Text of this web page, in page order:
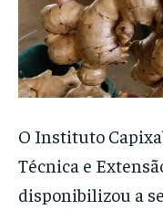
O Instituto
Técnica e
disponibilizou a